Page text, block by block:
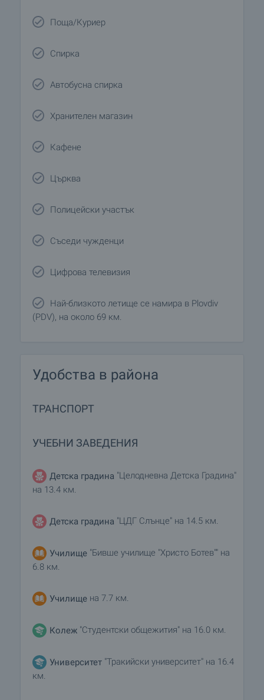
Поща/Куриер
Спирка
Автобусна спирка
Хранителен магазин
Кафене
Църква
Полицейски участък
Съседи чужденци
Цифрова телевизия
Най-близкото летище се намира в Plovdiv
(PDV), на около 69 км.
Удобства в района
ТРАНСПОРТ
УЧЕБНИ ЗАВЕДЕНИЯ
Детска градина "Целодневна Детска Градина"
на 13.4 км.
Детска градина "ЦДГ Слънце" на 14.5 км.
Училище "Бивше училище "Христо Ботев"" на
6.8 км.
Училище на 7.7 км.
Колеж "Студентски общежития" на 16.0 км.
Университет "Тракийски университет" на 16.4
км.